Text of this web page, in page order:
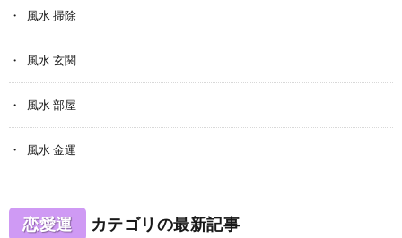
風水 掃除
風水 玄関
風水 部屋
風水 金運
恋愛運 カテゴリの最新記事